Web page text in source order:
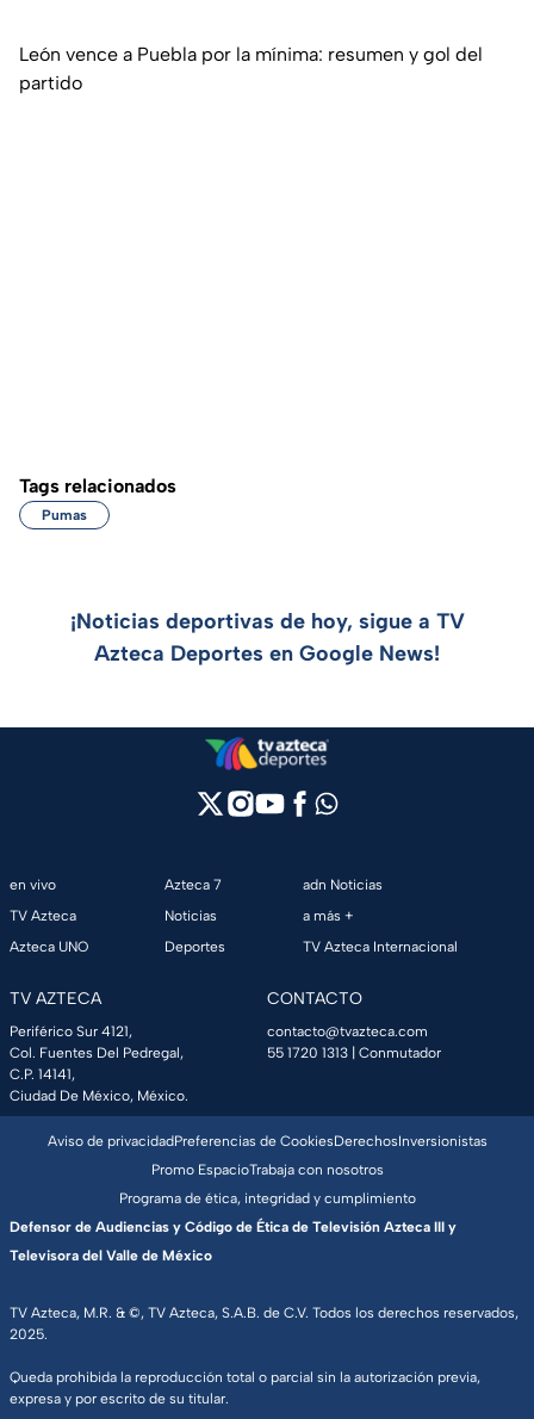
León vence a Puebla por la mínima: resumen y gol del
partido
Tags relacionados
Pumas
¡Noticias deportivas de hoy, sigue a TV
Azteca Deportes en Google News!
en vivo
TV Azteca
Azteca UNO
Azteca 7
Noticias
Deportes
adn Noticias
a más +
TV Azteca Internacional
TV AZTECA
Periférico Sur 4121,
Col. Fuentes Del Pedregal,
C.P. 14141,
Ciudad De México, México.
CONTACTO
contacto@tvazteca.com
55 1720 1313 | Conmutador
TV Azteca, M.R. & ©, TV Azteca, S.A.B. de C.V. Todos los derechos reservados,
2025.
Queda prohibida la reproducción total o parcial sin la autorización previa,
expresa y por escrito de su titular.
Aviso de privacidadPreferencias de CookiesDerechosInversionistas
Promo EspacioTrabaja con nosotros
Programa de ética, integridad y cumplimiento
Defensor de Audiencias y Código de Ética de Televisión Azteca III y
Televisora del Valle de México